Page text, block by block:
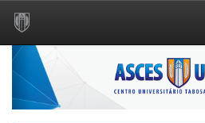
Skip
navigation